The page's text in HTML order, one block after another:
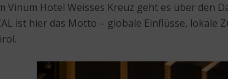
Vinum Hotel Weisses Kreuz geht es über
ist hier das Motto – globale Einflüsse,